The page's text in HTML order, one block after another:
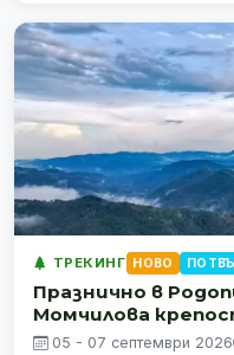
ТРЕКИНГ НОВО
Празнично в
Момчилова
05 - 07 септември 2026